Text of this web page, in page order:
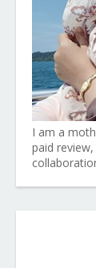
I am a
paid